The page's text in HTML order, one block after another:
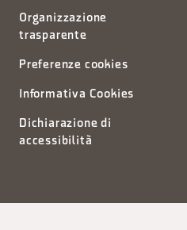
Organizzazione
trasparente
Preferenze cookies
Informativa Cookies
Dichiarazione di
accessibilità